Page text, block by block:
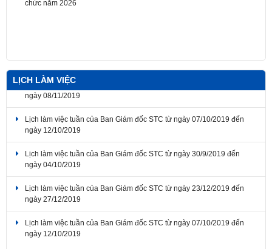
LỊCH LÀM VIỆC
Lịch làm việc tuần của Ban Giám đốc STC từ ngày 04/11/2019 đến
ngày 08/11/2019
Lịch làm việc tuần của Ban Giám đốc STC từ ngày 07/10/2019 đến
ngày 12/10/2019
Lịch làm việc tuần của Ban Giám đốc STC từ ngày 30/9/2019 đến
ngày 04/10/2019
Lịch làm việc tuần của Ban Giám đốc STC từ ngày 23/12/2019 đến
ngày 27/12/2019
Lịch làm việc tuần của Ban Giám đốc STC từ ngày 07/10/2019 đến
ngày 12/10/2019